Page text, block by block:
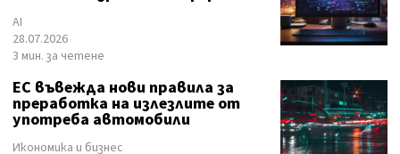
AI
28.07.2026
3 мин. за четене
ЕС въвежда нови правила за
преработка на излезлите от
употреба автомобили
Икономика и бизнес